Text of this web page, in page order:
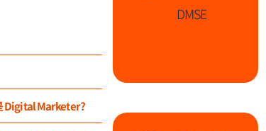
Digital Marketer?
DMSE